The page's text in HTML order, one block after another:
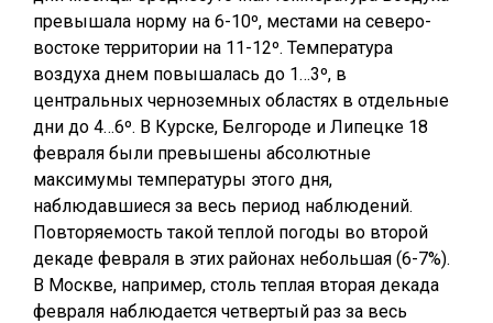
превышала норму на 6-10º, местами на северо-
востоке территории на 11-12º. Температура
воздуха днем повышалась до 1…3º, в
центральных черноземных областях в отдельные
дни до 4…6º. В Курске, Белгороде и Липецке 18
февраля были превышены абсолютные
максимумы температуры этого дня,
наблюдавшиеся за весь период наблюдений.
Повторяемость такой теплой погоды во второй
декаде февраля в этих районах небольшая (6-7%).
В Москве, например, столь теплая вторая декада
февраля наблюдается четвертый раз за весь